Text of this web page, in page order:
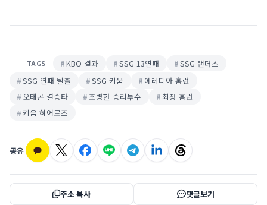
TAGS KBO 결과 SSG 13연패
SSG 랜더스
SSG 연패 탈출
SSG 키움
에레디아 홈런
오태곤 결승타
조병현 승리투수
최정 홈런
키움 히어로즈
공유
주소 복사 댓글보기